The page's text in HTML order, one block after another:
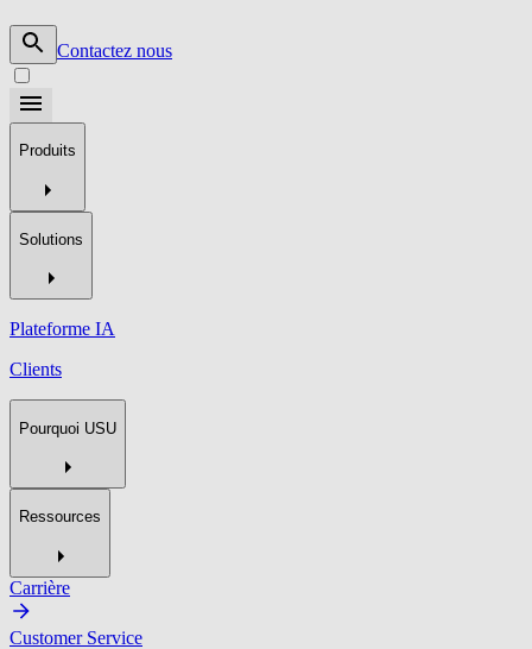
Contactez nous
Produits
Solutions
Plateforme IA
Clients
Pourquoi USU
Ressources
Carrière
Customer Service